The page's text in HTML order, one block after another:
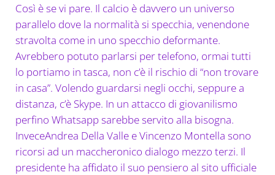
Così è se vi pare. Il calcio è davvero un universo
parallelo dove la normalità si specchia, venendone
stravolta come in uno specchio deformante.
Avrebbero potuto parlarsi per telefono, ormai tutti
lo portiamo in tasca, non c’è il rischio di “non trovare
in casa”. Volendo guardarsi negli occhi, seppure a
distanza, c’è Skype. In un attacco di giovanilismo
perfino Whatsapp sarebbe servito alla bisogna.
InveceAndrea Della Valle e Vincenzo Montella sono
ricorsi ad un maccheronico dialogo mezzo terzi. Il
presidente ha affidato il suo pensiero al sito ufficiale